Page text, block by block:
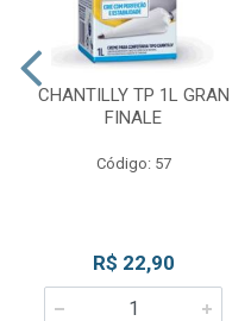
CHANTILLY TP 1L GRAN
FINALE
Código: 57
R$ 22,90